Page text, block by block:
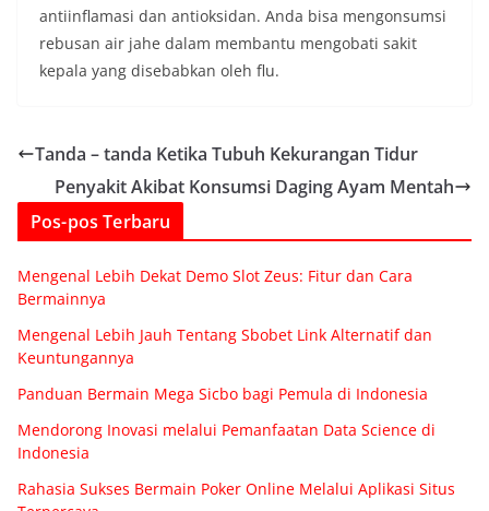
antiinflamasi dan antioksidan. Anda bisa mengonsumsi
rebusan air jahe dalam membantu mengobati sakit
kepala yang disebabkan oleh flu.
Tanda – tanda Ketika Tubuh Kekurangan Tidur
Penyakit Akibat Konsumsi Daging Ayam Mentah
Pos-pos Terbaru
Mengenal Lebih Dekat Demo Slot Zeus: Fitur dan Cara
Bermainnya
Mengenal Lebih Jauh Tentang Sbobet Link Alternatif dan
Keuntungannya
Panduan Bermain Mega Sicbo bagi Pemula di Indonesia
Mendorong Inovasi melalui Pemanfaatan Data Science di
Indonesia
Rahasia Sukses Bermain Poker Online Melalui Aplikasi Situs